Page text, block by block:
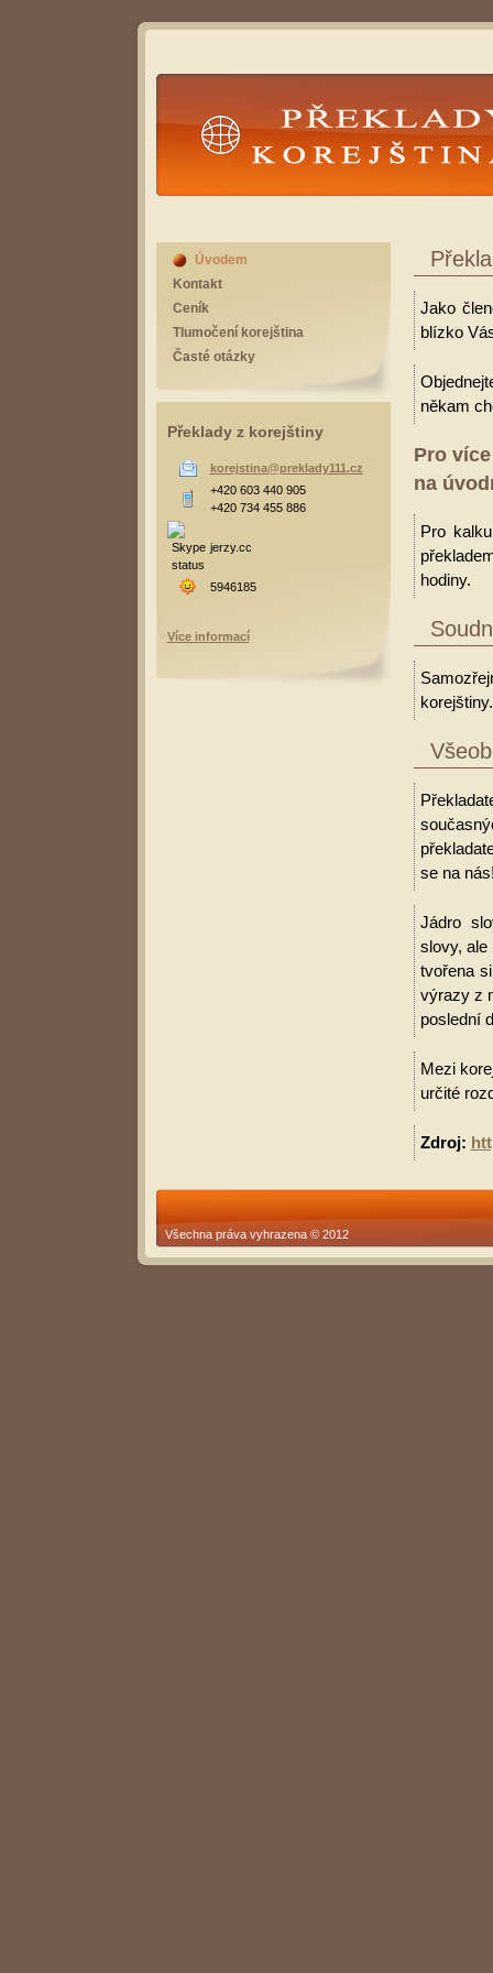
Překlady Korejština
Jako
blízko
někam
Pro
na
Pro
hodiny.
korejštiny.
se na
Jádro
slovy, ale
tvořena
výrazy z
poslední
Mezi
určité
Zdroj:
Úvodem
Kontakt
Ceník
Tlumočení korejština
Časté otázky
Překlady z korejštiny
korejstina@preklady111.cz
+420 603 440 905
+420 734 455 886
jerzy.cc
5946185
Více informací
Všechna práva vyhrazena © 2012